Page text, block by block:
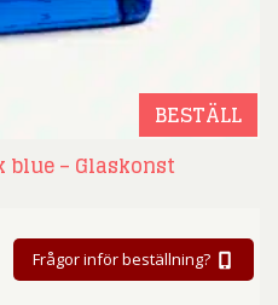
BESTÄLL
– Glaskonst
Frågor inför beställning?